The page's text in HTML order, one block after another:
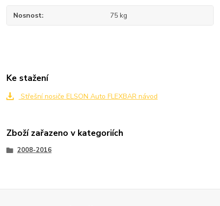
Nosnost 75 kg
Ke stažení
Střešní nosiče ELSON Auto FLEXBAR návod
Zboží zařazeno v kategoriích
2008-2016